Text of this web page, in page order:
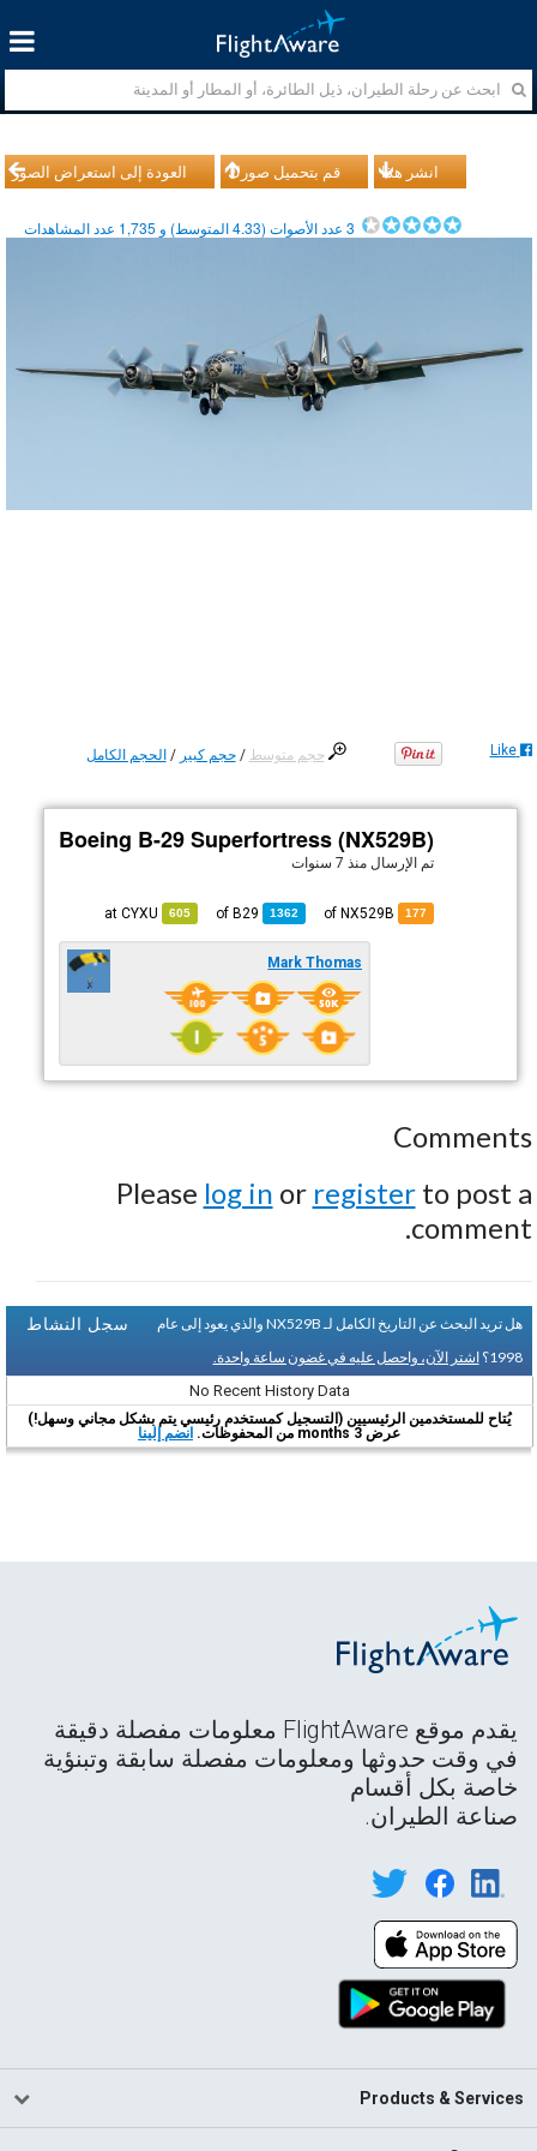
العودة إلى استعراض الصور قم بتحميل صورك انشر هذا
3عدد الأصوات (4.33المتوسط) و 1,735 عدد المشاهدات
حجم متوسط /حجم كبير /الحجم الكامل Like
Boeing B-29 Superfortress (NX529B)
تم الإرسال منذ 7 سنوات
177
1362
B29
605
CYXU
Mark Thomas
Comments
Please log in or registerto post a
comment.
سجل النشاط
هل تريد البحث عن التاريخ الكامل لـ NX529B والذي يعود إلى عام
1998؟ اشتر الآن، واحصل عليه في غضون ساعة واحدة.
No Recent History Data
يُتاح للمستخدمين الرئيسيين (التسجيل كمستخدم رئيسي يتم بشكل مجاني وسهل!)
عرض 3 months من المحفوظات.
انضم إلينا
يقدم موقع FlightAware معلومات مفصلة دقيقة
في وقت حدوثها ومعلومات مفصلة سابقة وتبنؤية
خاصة بكل أقسام
صناعة الطيران.
Products & Services